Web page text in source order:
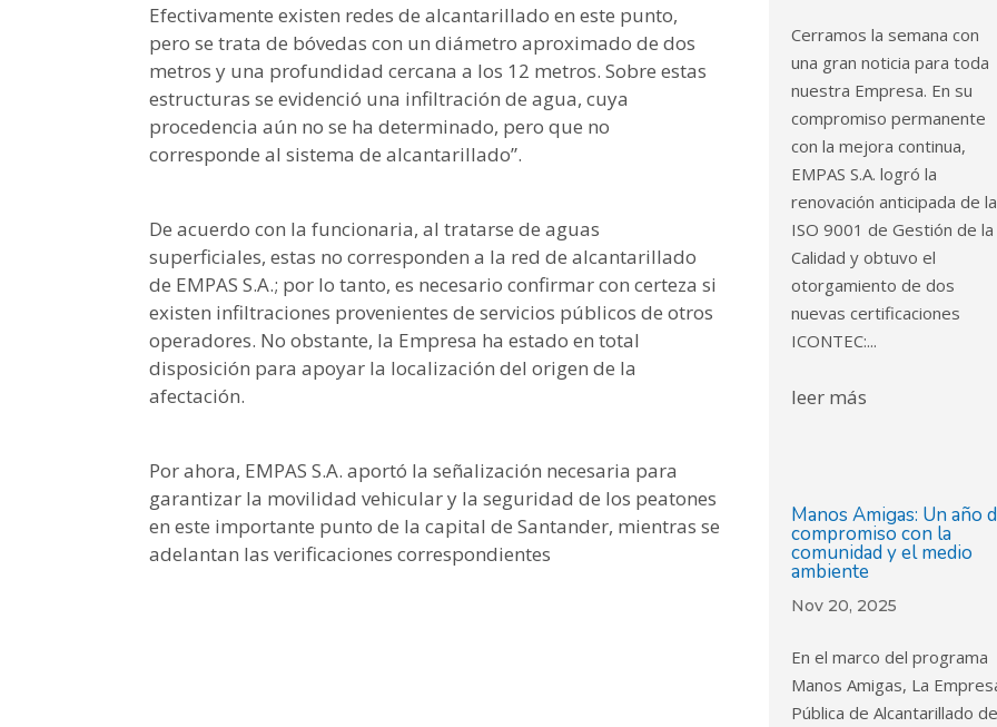
Efectivamente existen redes de alcantarillado en este punto,
pero se trata de bóvedas con un diámetro aproximado de dos
metros y una profundidad cercana a los 12 metros. Sobre estas
estructuras se evidenció una infiltración de agua, cuya
procedencia aún no se ha determinado, pero que no
corresponde al sistema de alcantarillado”.
De acuerdo con la funcionaria, al tratarse de aguas
superficiales, estas no corresponden a la red de alcantarillado
de EMPAS S.A.; por lo tanto, es necesario confirmar con certeza si
existen infiltraciones provenientes de servicios públicos de otros
operadores. No obstante, la Empresa ha estado en total
disposición para apoyar la localización del origen de la
afectación.
Por ahora, EMPAS S.A. aportó la señalización necesaria para
garantizar la movilidad vehicular y la seguridad de los peatones
en este importante punto de la capital de Santander, mientras se
adelantan las verificaciones correspondientes
Cerramos la semana con
una gran noticia para toda
nuestra Empresa. En su
compromiso permanente
con la mejora continua,
EMPAS S.A. logró la
renovación anticipada de la
ISO 9001 de Gestión de la
Calidad y obtuvo el
otorgamiento de dos
nuevas certificaciones
ICONTEC:...
leer más
Manos Amigas: Un año
compromiso con la
comunidad y el medio
ambiente
Nov 20, 2025
En el marco del programa
Manos Amigas, La
Pública de Alcantarillado